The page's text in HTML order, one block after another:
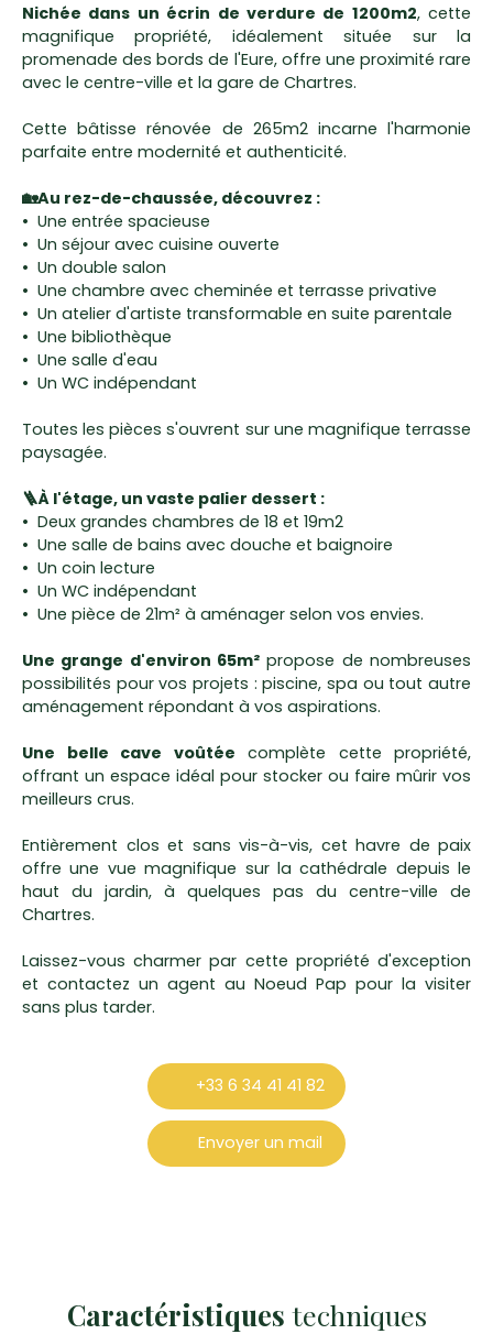
Nichée dans un écrin de verdure de 1200m2, cette
magnifique propriété, idéalement située sur la
promenade des bords de l'Eure, offre une proximité rare
avec le centre-ville et la gare de Chartres.
Cette bâtisse rénovée de 265m2 incarne l'harmonie
parfaite entre modernité et authenticité.
🏡Au rez-de-chaussée, découvrez :
Une entrée spacieuse
Un séjour avec cuisine ouverte
Un double salon
Une chambre avec cheminée et terrasse privative
Un atelier d'artiste transformable en suite parentale
Une bibliothèque
Une salle d'eau
Un WC indépendant
Toutes les pièces s'ouvrent sur une magnifique terrasse
paysagée.
🪜À l'étage, un vaste palier dessert :
Deux grandes chambres de 18 et 19m2
Une salle de bains avec douche et baignoire
Un coin lecture
Un WC indépendant
Une pièce de 21m² à aménager selon vos envies.
Une grange d'environ 65m² propose de nombreuses
possibilités pour vos projets : piscine, spa ou tout autre
aménagement répondant à vos aspirations.
Une belle cave voûtée complète cette propriété,
offrant un espace idéal pour stocker ou faire mûrir vos
meilleurs crus.
Entièrement clos et sans vis-à-vis, cet havre de paix
offre une vue magnifique sur la cathédrale depuis le
haut du jardin, à quelques pas du centre-ville de
Chartres.
Laissez-vous charmer par cette propriété d'exception
et contactez un agent au Noeud Pap pour la visiter
sans plus tarder.
+33 6 34 41 41 82
Envoyer un mail
Caractéristiques techniques